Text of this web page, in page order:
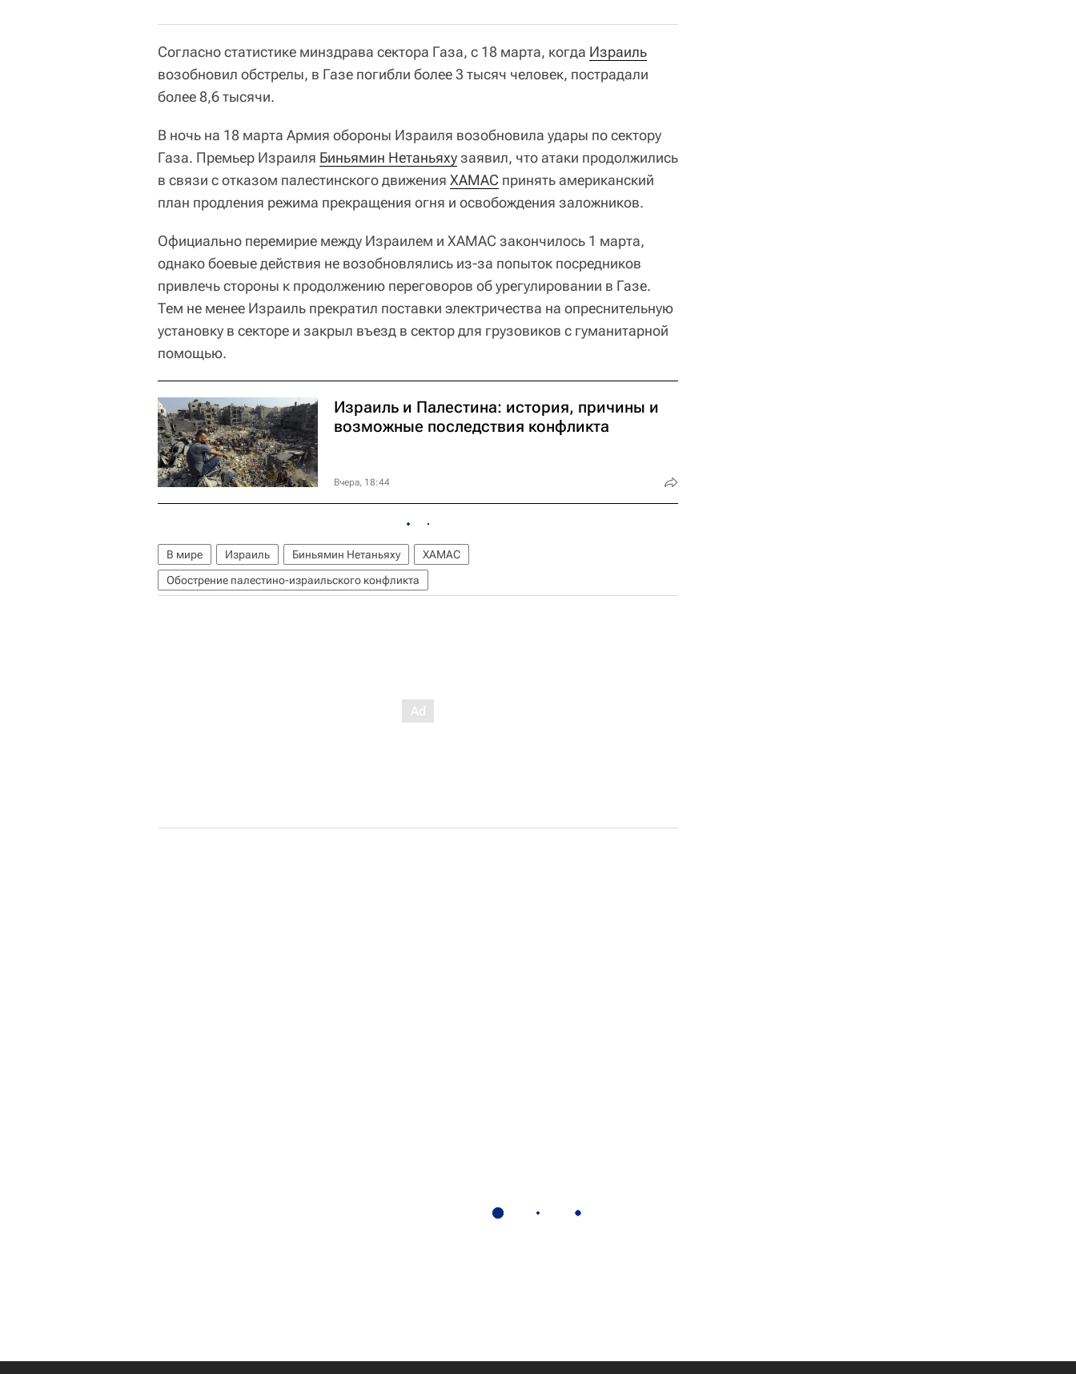
Согласно статистике минздрава сектора Газа, с 18 марта, когда Израиль
возобновил обстрелы, в Газе погибли более 3 тысяч человек, пострадали
более 8,6 тысячи.
В ночь на 18 марта Армия обороны Израиля возобновила удары по сектору
Газа. Премьер Израиля Биньямин Нетаньяхузаявил, что атаки продолжились
в связи с отказом палестинского движения ХАМАС принять американский
план продления режима прекращения огня и освобождения заложников.
Официально перемирие между Израилем и ХАМАС закончилось 1 марта,
однако боевые действия не возобновлялись из-за попыток посредников
привлечь стороны к продолжению переговоров об урегулировании в Газе.
Тем не менее Израиль прекратил поставки электричества на опреснительную
установку в секторе и закрыл въезд в сектор для грузовиков с гуманитарной
помощью.
Израиль и Палестина: история, причины и
возможные последствия конфликта
Вчера, 18:44
В мире Израиль Биньямин Нетаньяху
ХАМАС
Обострение палестино-израильского конфликта